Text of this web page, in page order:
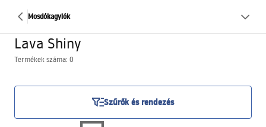
Mosdókagylók
Lava Shiny
Termékek száma: 0
Szűrők és rendezés